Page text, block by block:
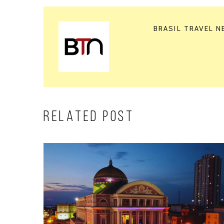
BRASIL TRAVEL
RELATED POST